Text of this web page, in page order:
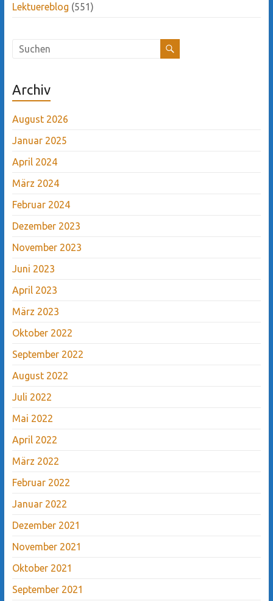
Lektuereblog (551)
Archiv
August 2026
Januar 2025
April 2024
März 2024
Februar 2024
Dezember 2023
November 2023
Juni 2023
April 2023
März 2023
Oktober 2022
September 2022
August 2022
Juli 2022
Mai 2022
April 2022
März 2022
Februar 2022
Januar 2022
Dezember 2021
November 2021
Oktober 2021
September 2021